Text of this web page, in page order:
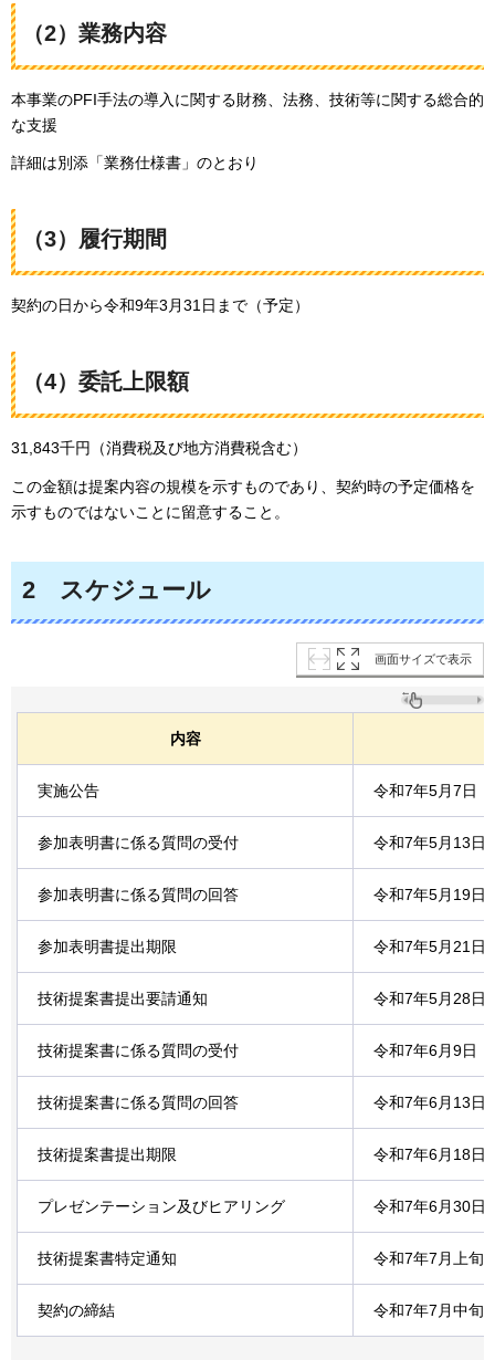
（2）業務内容
本事業のPFI手法の導入に関する財務、法務、技術等に関する総合的
な支援
詳細は別添「業務仕様書」のとおり
（3）履行期間
契約の日から令和9年3月31日まで（予定）
（4）委託上限額
31,843千円（消費税及び地方消費税含む）
この金額は提案内容の規模を示すものであり、契約時の予定価格を
示すものではないことに留意すること。
2 スケジュール
画面サイズで表示
内容
実施公告 令和7年5月7日
参加表明書に係る質問の受付 令和7年5月13日
参加表明書に係る質問の回答 令和7年5月19日
参加表明書提出期限 令和7年5月21日
技術提案書提出要請通知 令和7年5月28日
技術提案書に係る質問の受付 令和7年6月9日
技術提案書に係る質問の回答 令和7年6月13日
技術提案書提出期限 令和7年6月18日
プレゼンテーション及びヒアリング 令和7年6月30日
技術提案書特定通知 令和7年7月上旬
契約の締結 令和7年7月中旬